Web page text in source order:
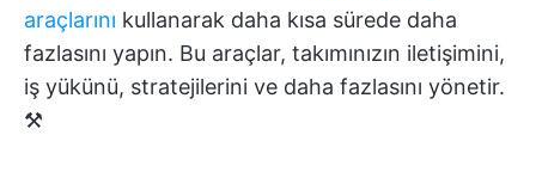
araçlarını kullanarak daha kısa sürede daha
fazlasını yapın. Bu araçlar, takımınızın iletişimini,
iş yükünü, stratejilerini ve daha fazlasını yönetir.
⚒️